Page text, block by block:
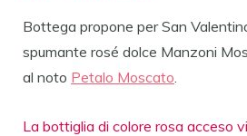
Bottega propone per San
spumante rosé dolce Manzoni
al noto Petalo Moscato
La bottiglia di colore rosa acceso